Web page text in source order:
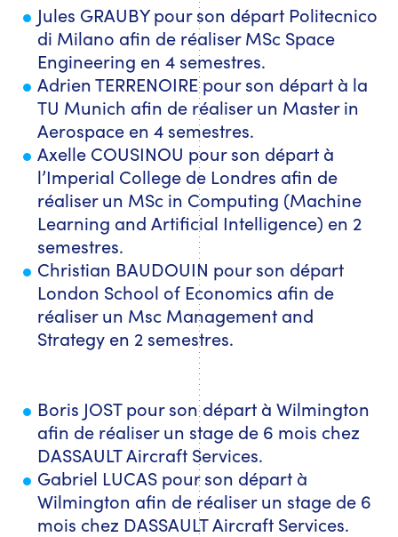
Jules GRAUBY pour son départ Politecnico
di Milano afin de réaliser MSc Space
Engineering en 4 semestres.
Adrien TERRENOIRE pour son départ à la
TU Munich afin de réaliser un Master in
Aerospace en 4 semestres.
Axelle COUSINOU pour son départ à
l’Imperial College de Londres afin de
réaliser un MSc in Computing (Machine
Learning and Artificial Intelligence) en 2
semestres.
Christian BAUDOUIN pour son départ
London School of Economics afin de
réaliser un Msc Management and
Strategy en 2 semestres.
Boris JOST pour son départ à Wilmington
afin de réaliser un stage de 6 mois chez
DASSAULT Aircraft Services.
Gabriel LUCAS pour son départ à
Wilmington afin de réaliser un stage de 6
mois chez DASSAULT Aircraft Services.